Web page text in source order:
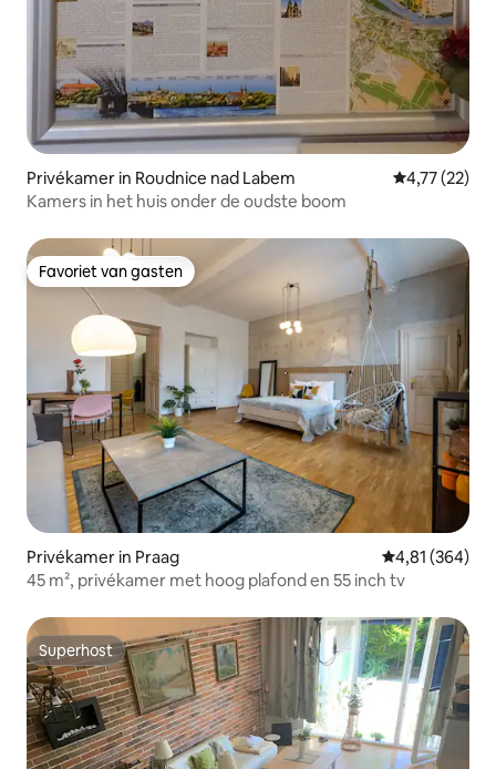
Privékamer in Roudnice nad Labem Gemiddelde
4,77 (22)
Kamers in het huis onder de oudste boom
Favoriet van gasten
Favoriet van gasten
Privékamer in Praag Gemiddelde
4,81 (364)
45 m², privékamer met hoog plafond en 55 inch tv
Superhost
Superhost